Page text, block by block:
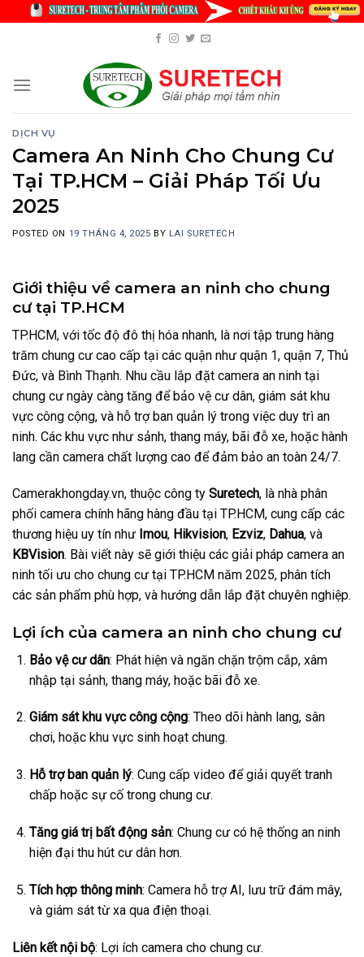
DỊCH VỤ
Camera An Ninh Cho Chung Cư
Tại TP.HCM – Giải Pháp Tối Ưu
2025
POSTED ON 19 THÁNG 4, 2025 BY LAI SURETECH
Giới thiệu về camera an ninh cho chung
cư tại TP.HCM
TP.HCM, với tốc độ đô thị hóa nhanh, là nơi tập trung hàng
trăm chung cư cao cấp tại các quận như quận 1, quận 7, Thủ
Đức, và Bình Thạnh. Nhu cầu lắp đặt camera an ninh tại
chung cư ngày càng tăng để bảo vệ cư dân, giám sát khu
vực công cộng, và hỗ trợ ban quản lý trong việc duy trì an
ninh. Các khu vực như sảnh, thang máy, bãi đỗ xe, hoặc hành
lang cần camera chất lượng cao để đảm bảo an toàn 24/7.
Camerakhongday.vn, thuộc công ty Suretech, là nhà phân
phối camera chính hãng hàng đầu tại TP.HCM, cung cấp các
thương hiệu uy tín như Imou, Hikvision, Ezviz, Dahua, và
KBVision. Bài viết này sẽ giới thiệu các giải pháp camera an
ninh tối ưu cho chung cư tại TP.HCM năm 2025, phân tích
các sản phẩm phù hợp, và hướng dẫn lắp đặt chuyên nghiệp.
Lợi ích của camera an ninh cho chung cư
Bảo vệ cư dân: Phát hiện và ngăn chặn trộm cắp, xâm
nhập tại sảnh, thang máy, hoặc bãi đỗ xe.
Giám sát khu vực công cộng: Theo dõi hành lang, sân
chơi, hoặc khu vực sinh hoạt chung.
Hỗ trợ ban quản lý: Cung cấp video để giải quyết tranh
chấp hoặc sự cố trong chung cư.
Tăng giá trị bất động sản: Chung cư có hệ thống an ninh
hiện đại thu hút cư dân hơn.
Tích hợp thông minh: Camera hỗ trợ AI, lưu trữ đám mây,
và giám sát từ xa qua điện thoại.
Liên kết nội bộ: Lợi ích camera cho chung cư.